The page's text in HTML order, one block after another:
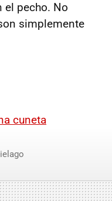
el pecho. No
simplemente
cuneta